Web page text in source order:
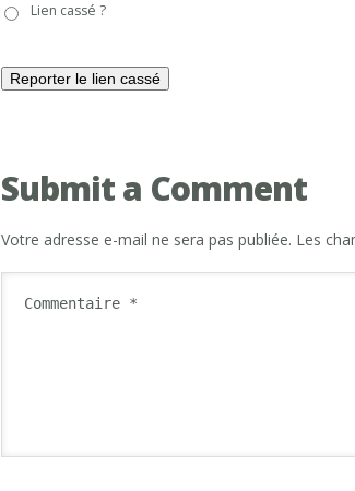
casséLien cassé ?
Submit a Comment
Votre adresse e-mail ne sera pas publiée. Les